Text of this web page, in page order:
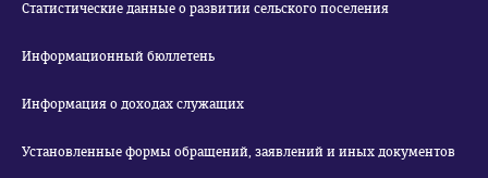
Статистические данные о развитии сельского поселения
Информационный бюллетень
Информация о доходах служащих
Установленные формы обращений, заявлений и иных документов